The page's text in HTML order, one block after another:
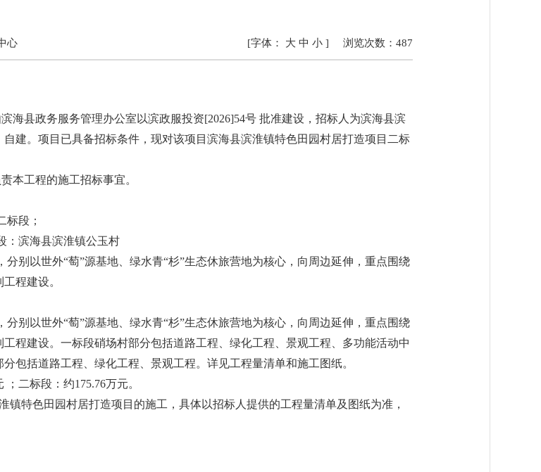
心 浏览次数： 487
[字体： 大 中 小 ]
海县政务服务管理办公室以滨政服投资[2026]54号 批准建设，招标人为滨海县滨
建。项目已具备招标条件，现对该项目滨海县滨淮镇特色田园村居打造项目二标
本工程的施工招标事宜。
标段；
：滨海县滨淮镇公玉村
别以世外“萄”源基地、绿水青“杉”生态休旅营地为核心，向周边延伸，重点围绕
程建设。
别以世外“萄”源基地、绿水青“杉”生态休旅营地为核心，向周边延伸，重点围绕
程建设。一标段硝场村部分包括道路工程、绿化工程、景观工程、多功能活动中
包括道路工程、绿化工程、景观工程。详见工程量清单和施工图纸。
二标段：约175.76万元。
镇特色田园村居打造项目的施工，具体以招标人提供的工程量清单及图纸为准，